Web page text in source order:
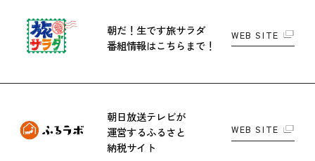
朝だ！生です旅サラダ
番組情報はこちらまで！
WEB SITE
朝日放送テレビが
運営するふるさと
納税サイト
WEB SITE